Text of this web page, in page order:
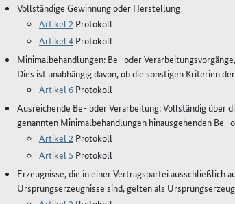
Vollständige Gewinnung oder Herstellung
Artikel 2 Protokoll
Artikel 4 Protokoll
Minimalbehandlungen: Be- oder
Dies ist unabhängig davon, ob die sonstigen Kriterien
Artikel 6 Protokoll
Ausreichende Be- oder Verarbeitung: Vollständig
genannten Minimalbehandlungen hinausgehenden Be-
Artikel 2 Protokoll
Artikel 5 Protokoll
Erzeugnisse, die in einer Vertragspartei ausschließlich
Ursprungserzeugnisse sind, gelten als